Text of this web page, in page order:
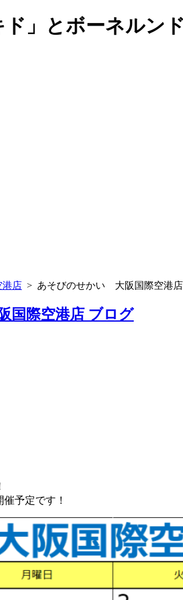
」とボーネルン
港店 > あそびのせかい 大阪国際空港店
国際空港店 ブログ
予定です！